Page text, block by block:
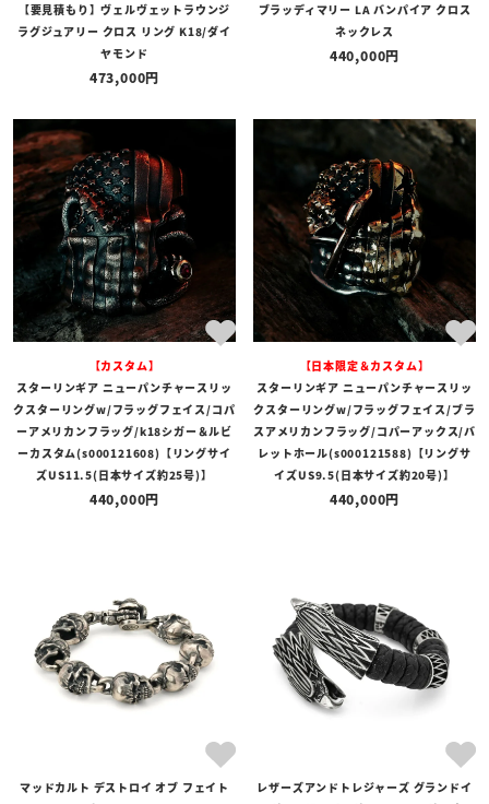
【要見積もり】ヴェルヴェットラウンジ
ラグジュアリー クロス リング K18/ダイ
ヤモンド
473,000
ブラッディマリー LA バンパイア クロス
ネックレス
440,000
【カスタム】
スターリンギア ニューパンチャースリッ
クスターリングw/フラッグフェイス/コパ
ーアメリカンフラッグ/k18シガー＆ルビ
ーカスタム(s000121608)【リングサイ
ズUS11.5(日本サイズ約25号)】
440,000
【日本限定＆カスタム】
スターリンギア ニューパンチャースリッ
クスターリングw/フラッグフェイス/ブラ
スアメリカンフラッグ/コパーアックス/バ
レットホール(s000121588)【リングサ
イズUS9.5(日本サイズ約20号)】
440,000
マッドカルト デストロイ オブ フェイト
レザーズアンドトレジャーズ グランドイ